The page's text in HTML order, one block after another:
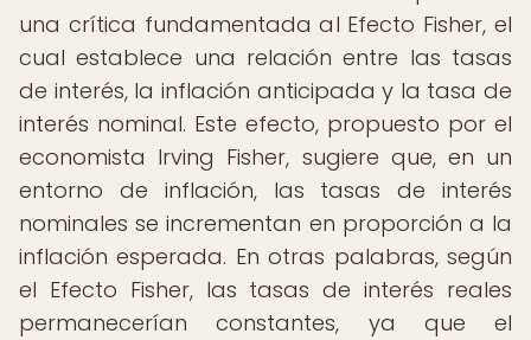
una crítica fundamentada al Efecto Fisher, el
cual establece una relación entre las tasas
de interés, la inflación anticipada y la tasa de
interés nominal. Este efecto, propuesto por el
economista Irving Fisher, sugiere que, en un
entorno de inflación, las tasas de interés
nominales se incrementan en proporción a la
inflación esperada. En otras palabras, según
el Efecto Fisher, las tasas de interés reales
permanecerían constantes, ya que el